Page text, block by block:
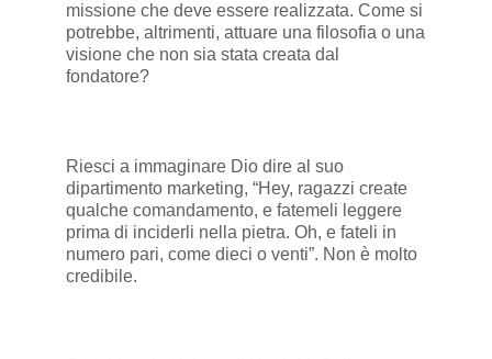
missione che deve essere realizzata. Come si
potrebbe, altrimenti, attuare una filosofia o una
visione che non sia stata creata dal
fondatore?
Riesci a immaginare Dio dire al suo
dipartimento marketing, “Hey, ragazzi create
qualche comandamento, e fatemeli leggere
prima di inciderli nella pietra. Oh, e fateli in
numero pari, come dieci o venti”. Non è molto
credibile.